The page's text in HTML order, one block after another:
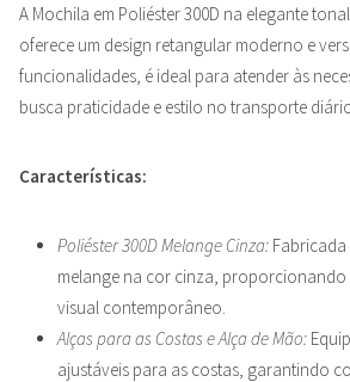
A Mochila em Poliéster 300D na elegante
oferece um design retangular moderno e
funcionalidades, é ideal para atender às
busca praticidade e estilo no transporte
Características:
Poliéster 300D Melange Cinza: Fabricada
melange na cor cinza, proporcionando
visual contemporâneo.
Alças para as Costas e Alça de Mão:
ajustáveis para as costas, garantindo